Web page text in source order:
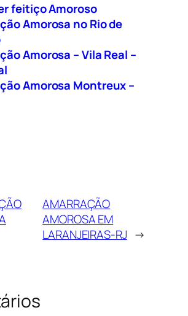
feitiço Amoroso
Amorosa no Rio de
Amorosa – Vila Real –
Amorosa Montreux –
AMARRAÇÃO
AMOROSA EM
LARANJEIRAS-RJ →